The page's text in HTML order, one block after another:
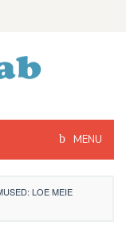
MENU
LOE MEIE